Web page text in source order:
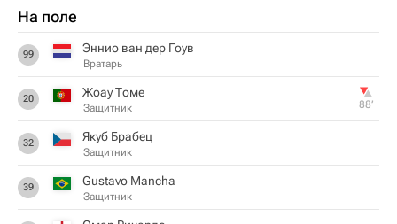
На поле
99 Эннио ван дер Гоув
Вратарь
20 Жоау Томе
Защитник 88‎’‎
32 Якуб Брабец
Защитник
39 Gustavo Mancha
Защитник